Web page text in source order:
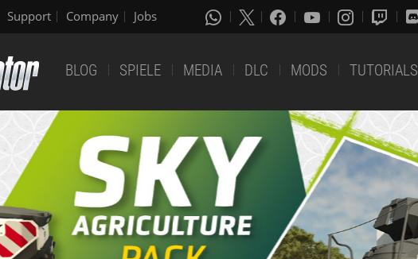
Support Company Jobs
BLOG SPIELE MEDIA DLC MODS TUTORIALS